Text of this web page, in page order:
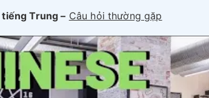
Trung– Câu hỏi thường gặp